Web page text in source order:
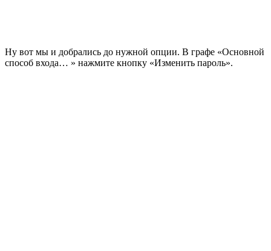
Ну вот мы и добрались до нужной опции. В графе «Основной
способ входа… » нажмите кнопку «Изменить пароль».